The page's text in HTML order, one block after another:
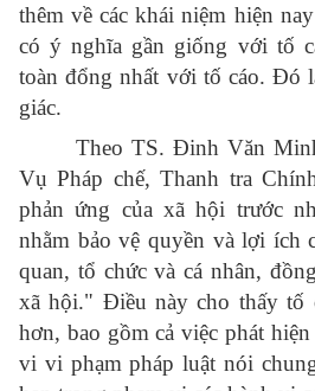
thêm về các khái niệm hiện
có ý nghĩa gần giống với tố
toàn đổng nhất với tố cáo. Đó
giác.
Theo TS. Đinh Văn
Vụ Pháp chế, Thanh tra
phản ứng của xã hội trước
nhằm bảo vệ quyền và lợi ích
quan, tổ chức và cá nhân,
xã hội." Điều này cho thấy tố
hơn, bao gồm cả việc phát
vi vi phạm pháp luật nói